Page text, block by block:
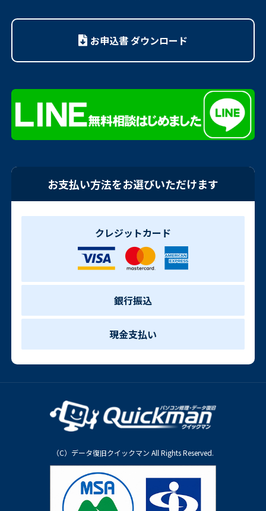
お申込書 ダウンロード
お支払い方法をお選びいただけます
クレジットカード
銀行振込
現金支払い
（C）データ復旧クイックマン All Rights Reserved.